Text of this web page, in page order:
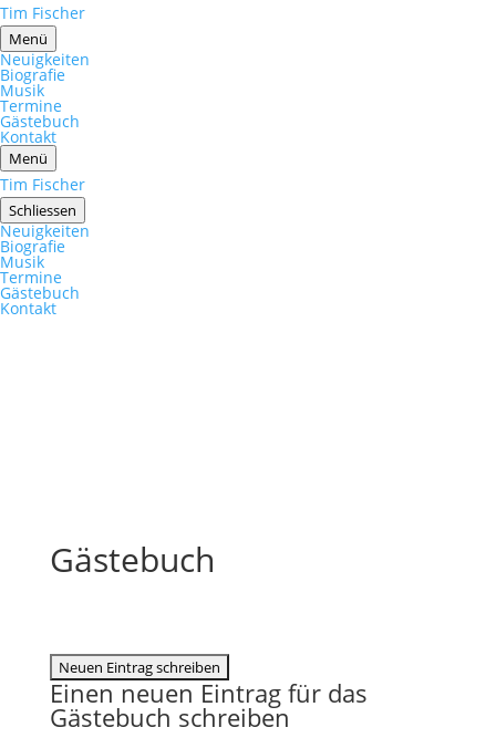
Tim Fischer
Menü
Neuigkeiten
Biografie
Musik
Termine
Gästebuch
Kontakt
Menü
Tim Fischer
Schliessen
Neuigkeiten
Biografie
Musik
Termine
Gästebuch
Kontakt
Gästebuch
Einen neuen Eintrag für das
Gästebuch schreiben